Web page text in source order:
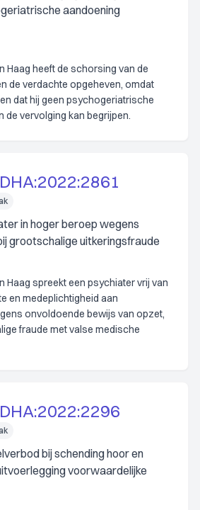
aandoening
Haag heeft de schorsing van de
de verdachte opgeheven, omdat
dat hij geen psychogeriatrische
de vervolging kan begrijpen.
in hoger beroep wegens
grootschalige uitkeringsfraude
Haag spreekt een psychiater vrij van
en medeplichtigheid aan
onvoldoende bewijs van opzet,
fraude met valse medische
bij schending hoor en
voorwaardelijke